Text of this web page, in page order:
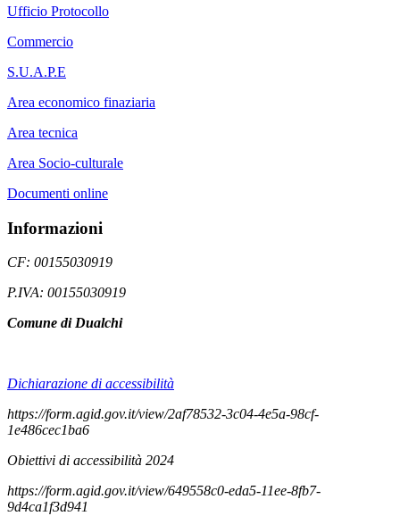
Ufficio Protocollo
Commercio
S.U.A.P.E
Area economico finaziaria
Area tecnica
Area Socio-culturale
Documenti online
Informazioni
CF: 00155030919
P.IVA: 00155030919
Comune di Dualchi
Dichiarazione di accessibilità
https://form.agid.gov.it/view/2af78532-3c04-4e5a-98cf-
1e486cec1ba6
Obiettivi di accessibilità 2024
https://form.agid.gov.it/view/649558c0-eda5-11ee-8fb7-
9d4ca1f3d941